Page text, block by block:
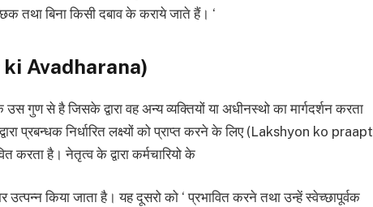
तथा बिना किसी दबाव के कराये जाते हैं। ‘
ki Avadharana)
गुण से है जिसके द्वारा वह अन्य व्यक्तियों या अधीनस्थो का मार्गदर्शन करता
प्रबन्धक निर्धारित लक्ष्यों को प्राप्त करने के लिए (Lakshyon ko praapt
करता है। नेतृत्व के द्वारा कर्मचारियो के
उत्पन्न किया जाता है। यह दूसरो को ‘ प्रभावित करने तथा उन्हें स्वेच्छापूर्वक